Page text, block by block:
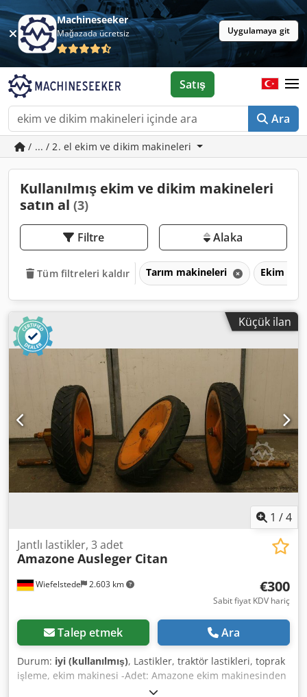
Machineseeker
Mağazada ücretsiz Uygulamaya git
Ara
Satış
/ ... / 2. el ekim ve dikim makineleri
Kullanılmış ekim ve dikim makineleri
satın al (3)
Filtre Alaka
Tüm filtreleri kaldır Tarım makineleri Ekim ve
Küçük ilan
1 /4
Wiefelstede 2.603 km
Jantlı lastikler, 3 adet
Amazone Ausleger Citan
€300
Sabit fiyat KDV hariç
Talep etmek Ara
Durum: iyi (kullanılmış), Lastikler, traktör lastikleri, toprak
işleme, ekim makinesi -Adet: Amazone ekim makinesinden
3 adet lastik -Lastik ölçüsü -Göbek: Ø 40 mm -Ölçü: Ø 750 -